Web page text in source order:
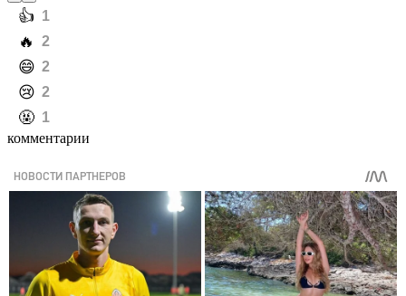
️👍 1
️🔥 2
️😄 2
️😢 2
️🤬 1
комментарии